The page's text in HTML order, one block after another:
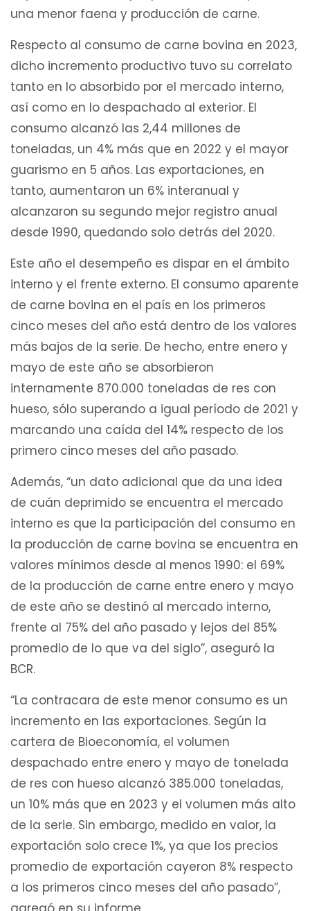
una menor faena y producción de carne.
Respecto al consumo de carne bovina en 2023,
dicho incremento productivo tuvo su correlato
tanto en lo absorbido por el mercado interno,
así como en lo despachado al exterior. El
consumo alcanzó las 2,44 millones de
toneladas, un 4% más que en 2022 y el mayor
guarismo en 5 años. Las exportaciones, en
tanto, aumentaron un 6% interanual y
alcanzaron su segundo mejor registro anual
desde 1990, quedando solo detrás del 2020.
Este año el desempeño es dispar en el ámbito
interno y el frente externo. El consumo aparente
de carne bovina en el país en los primeros
cinco meses del año está dentro de los valores
más bajos de la serie. De hecho, entre enero y
mayo de este año se absorbieron
internamente 870.000 toneladas de res con
hueso, sólo superando a igual período de 2021 y
marcando una caída del 14% respecto de los
primero cinco meses del año pasado.
Además, “un dato adicional que da una idea
de cuán deprimido se encuentra el mercado
interno es que la participación del consumo en
la producción de carne bovina se encuentra en
valores mínimos desde al menos 1990: el 69%
de la producción de carne entre enero y mayo
de este año se destinó al mercado interno,
frente al 75% del año pasado y lejos del 85%
promedio de lo que va del siglo”, aseguró la
BCR.
“La contracara de este menor consumo es un
incremento en las exportaciones. Según la
cartera de Bioeconomía, el volumen
despachado entre enero y mayo de tonelada
de res con hueso alcanzó 385.000 toneladas,
un 10% más que en 2023 y el volumen más alto
de la serie. Sin embargo, medido en valor, la
exportación solo crece 1%, ya que los precios
promedio de exportación cayeron 8% respecto
a los primeros cinco meses del año pasado”,